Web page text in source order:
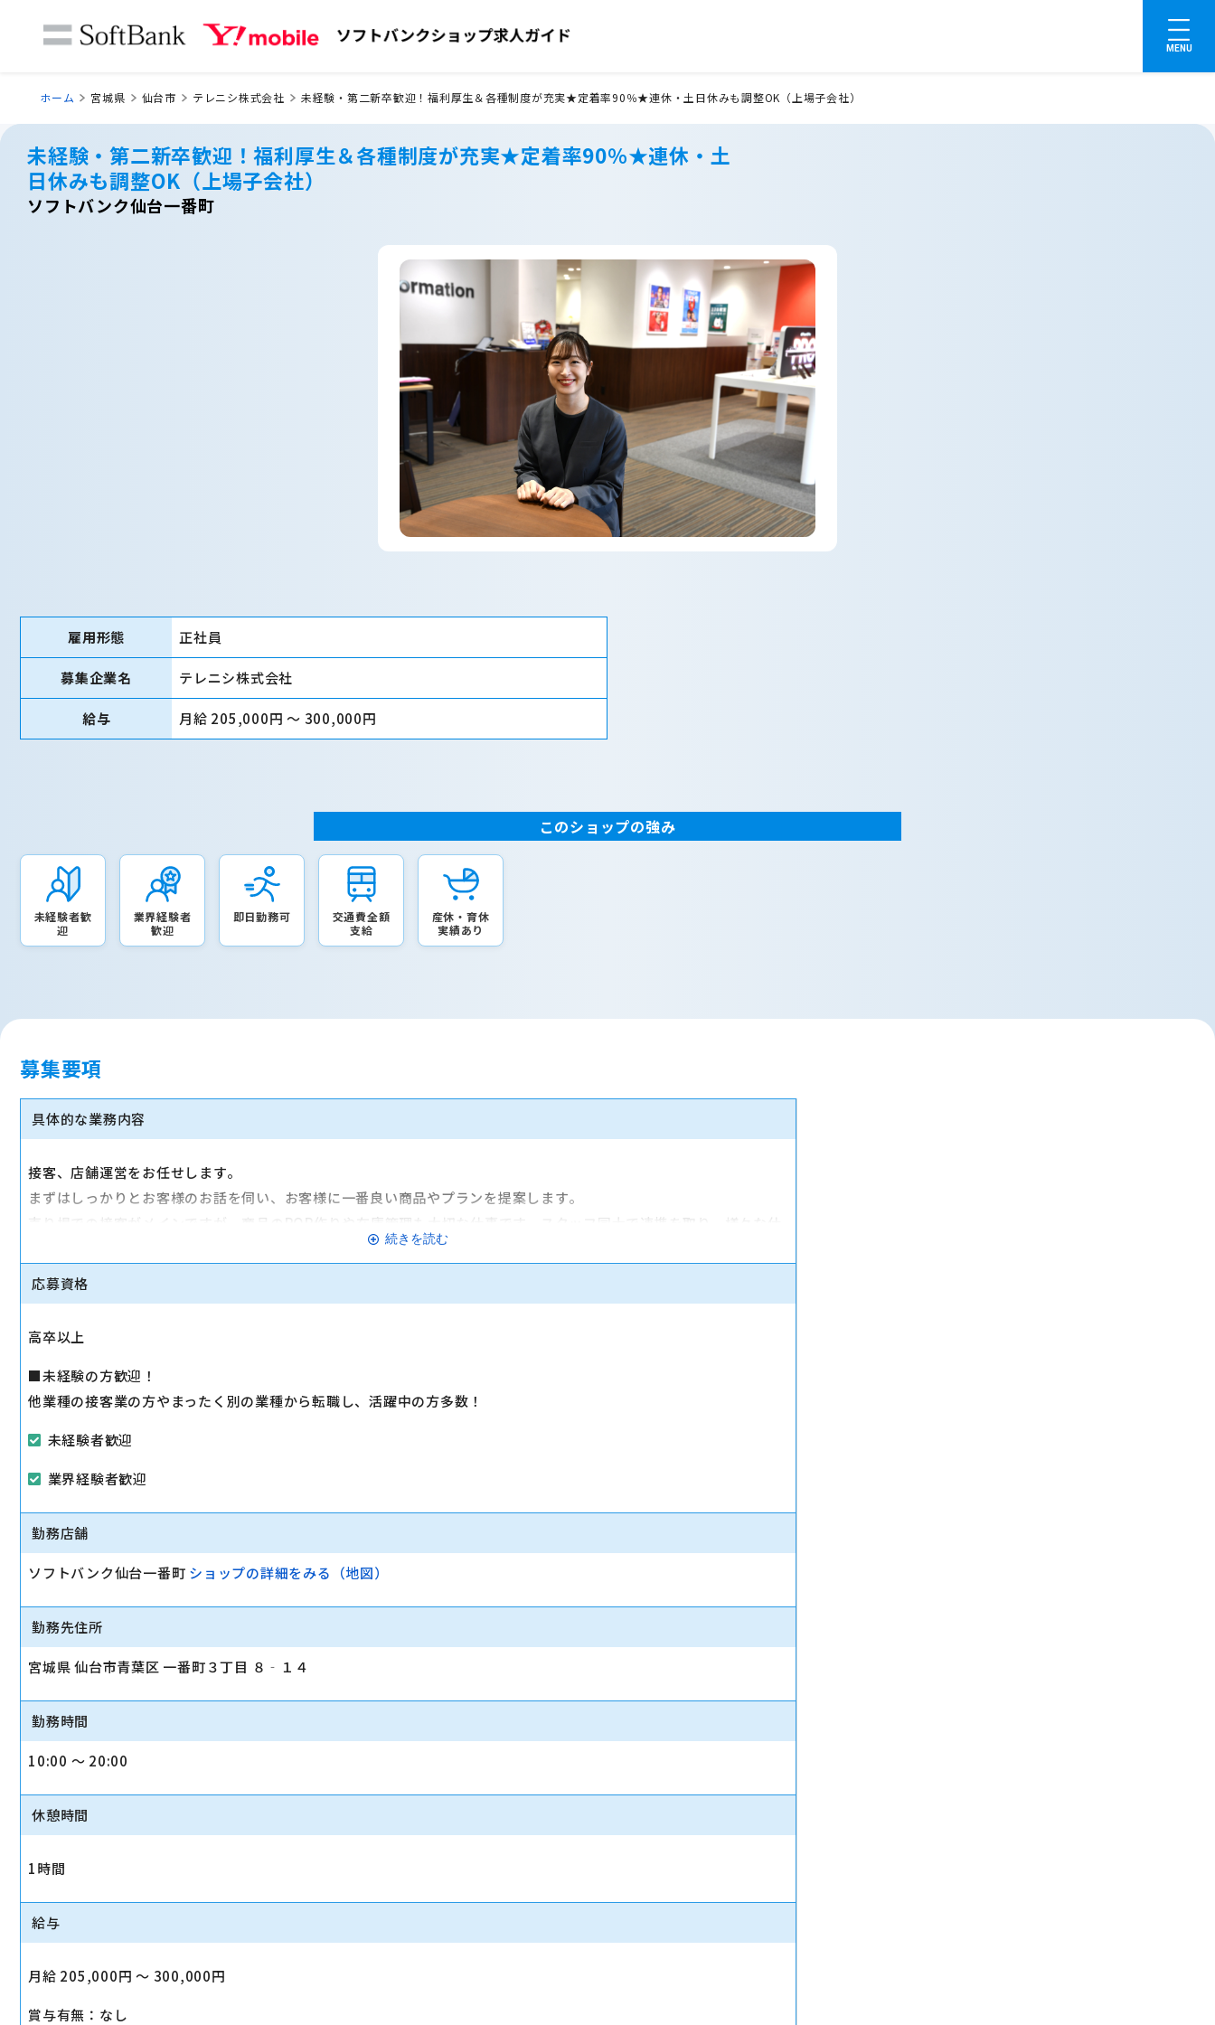
MENU
ホーム 宮城県 仙台市 テレニシ株式会社 未経験・第二新卒歓迎！福利厚生＆各種制度が充実★定着率90％★連休・土日休みも調整OK（上場子会社）
未経験・第二新卒歓迎！福利厚生＆各種制度が充実★定着率90％★連休・土
日休みも調整OK（上場子会社）
ソフトバンク仙台一番町
雇用形態 正社員
募集企業名 テレニシ株式会社
給与 月給 205,000円 〜 300,000円
このショップの強み
未経験者歓
迎
業界経験者
歓迎
即日勤務可
交通費全額
支給
産休・育休
実績あり
募集要項
具体的な業務内容
接客、店舗運営をお任せします。
まずはしっかりとお客様のお話を伺い、お客様に一番良い商品やプランを提案します。
売り場での接客がメインですが、商品のPOP作りや在庫管理も大切な仕事です。スタッフ同士で連携を取り、様々な仕
・新規や機種変更のご案内、プランの見直し
・イベントの企画・運営
・商品ディスプレイの考案
・在庫管理 など
続きを読む
応募資格
高卒以上
■未経験の方歓迎！
他業種の接客業の方やまったく別の業種から転職し、活躍中の方多数！
未経験者歓迎
業界経験者歓迎
勤務店舗
ソフトバンク仙台一番町 ショップの詳細をみる（地図）
勤務先住所
宮城県 仙台市青葉区 一番町３丁目 ８‐１４
勤務時間
10:00 〜 20:00
休憩時間
1時間
給与
月給 205,000円 〜 300,000円
賞与有無：なし